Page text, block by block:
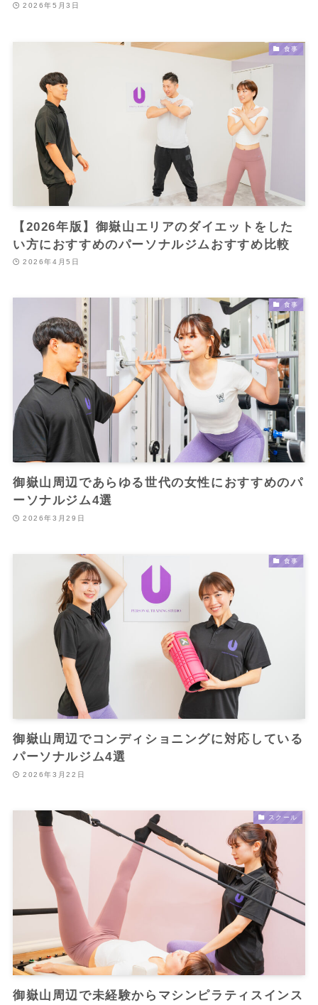
2026年5月3日
食事
【2026年版】御嶽山エリアのダイエットをした
い方におすすめのパーソナルジムおすすめ比較
2026年4月5日
食事
御嶽山周辺であらゆる世代の女性におすすめのパ
ーソナルジム4選
2026年3月29日
食事
御嶽山周辺でコンディショニングに対応している
パーソナルジム4選
2026年3月22日
スクール
御嶽山周辺で未経験からマシンピラティスインス